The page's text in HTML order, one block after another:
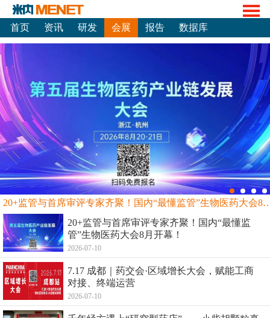
首页 资讯 研发 会展 报告 数据库
20+监管与首席审评专家齐聚！国内“最
20+监管与首席审评专家齐聚！国内“最懂监
管”生物医药大会8月开幕！
2026-07-10
7.17 成都｜药交会·区域增长大会，赋能工商
对接、终端运营
2026-07-10